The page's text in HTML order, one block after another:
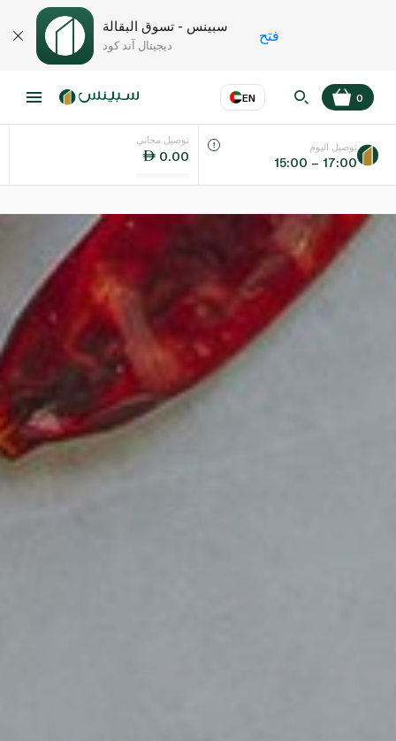
سبينس - تسوق البقالة
ديجيتال آند كود
فتح
EN
اللغة عر
UAE
0
توصيل مجاني
0.00
توصيل اليوم
15:00 – 17:00